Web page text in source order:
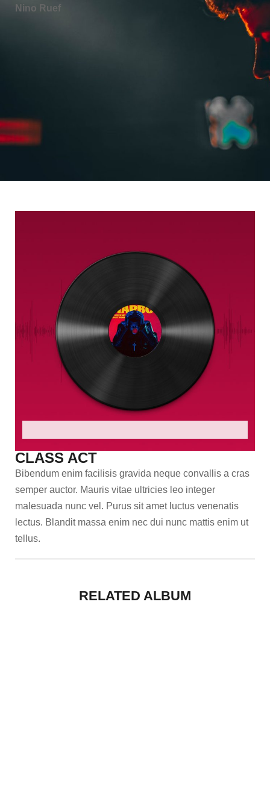
Nino Ruef
CLASS ACT
Bibendum enim facilisis gravida neque convallis a cras
semper auctor. Mauris vitae ultricies leo integer
malesuada nunc vel. Purus sit amet luctus venenatis
lectus. Blandit massa enim nec dui nunc mattis enim ut
tellus.
RELATED ALBUM